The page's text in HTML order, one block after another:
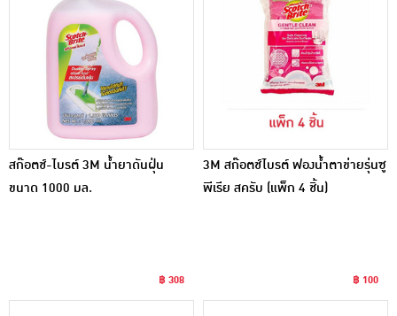
สก๊อตช์-ไบรต์ 3M น้ำยาดันฝุ่น
ขนาด 1000 มล.
฿ 308
3M สก๊อตช์ไบรต์ ฟองน้ำตาข่ายรุ่นซู
พีเรีย สครับ (แพ็ก 4 ชิ้น)
฿ 100